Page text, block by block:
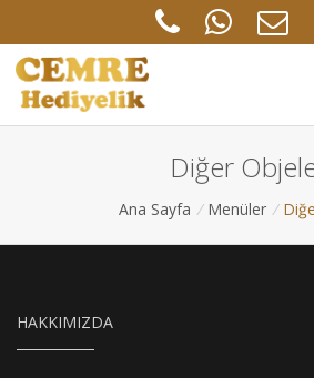
Diğer
Ana Sayfa / Menüler /
HAKKIMIZDA